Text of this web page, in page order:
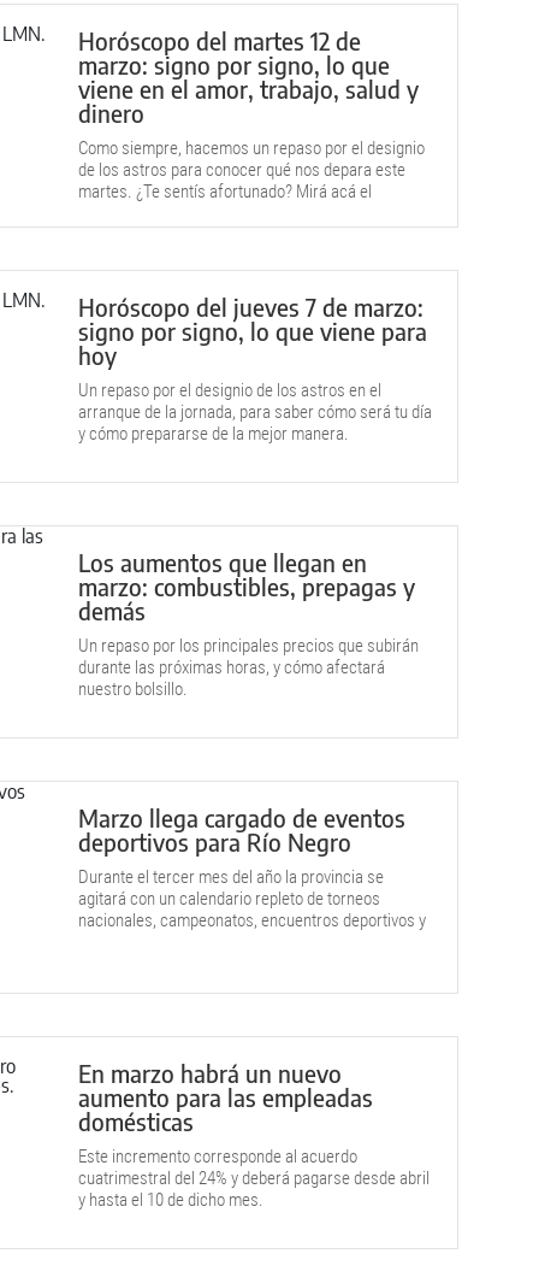
Horóscopo del martes 12 de
marzo: signo por signo, lo que
viene en el amor, trabajo, salud y
dinero
Como siempre, hacemos un repaso por el designio
de los astros para conocer qué nos depara este
martes. ¿Te sentís afortunado? Mirá acá el
Horóscopo del jueves 7 de marzo:
signo por signo, lo que viene para
hoy
Un repaso por el designio de los astros en el
arranque de la jornada, para saber cómo será tu día
y cómo prepararse de la mejor manera.
Los aumentos que llegan en
marzo: combustibles, prepagas y
demás
Un repaso por los principales precios que subirán
durante las próximas horas, y cómo afectará
nuestro bolsillo.
Marzo llega cargado de eventos
deportivos para Río Negro
Durante el tercer mes del año la provincia se
agitará con un calendario repleto de torneos
nacionales, campeonatos, encuentros deportivos y
En marzo habrá un nuevo
aumento para las empleadas
domésticas
Este incremento corresponde al acuerdo
cuatrimestral del 24% y deberá pagarse desde abril
y hasta el 10 de dicho mes.